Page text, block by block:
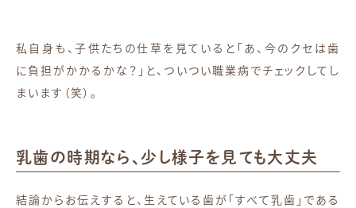
私自身も、子供たちの仕草を見ていると「あ、今のクセは歯
に負担がかかるかな？」と、ついつい職業病でチェックしてし
まいます（笑）。
乳歯の時期なら、少し様子を見ても大丈夫
結論からお伝えすると、生えている歯が「すべて乳歯」である